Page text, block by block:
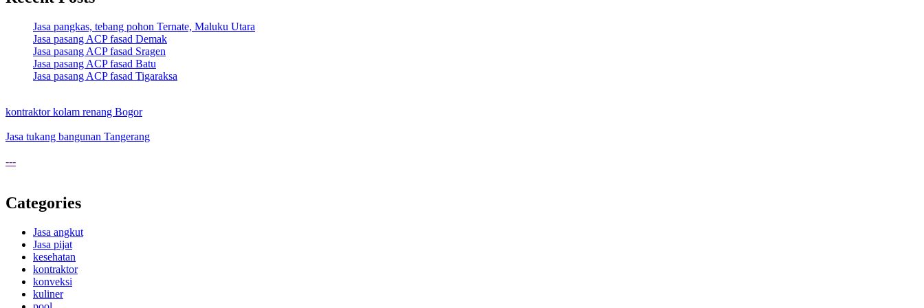
Jasa pangkas, tebang pohon Ternate, Maluku Utara
Jasa pasang ACP fasad Demak
Jasa pasang ACP fasad Sragen
Jasa pasang ACP fasad Batu
Jasa pasang ACP fasad Tigaraksa
kontraktor kolam renang Bogor
Jasa tukang bangunan Tangerang
---
Categories
Jasa angkut
Jasa pijat
kesehatan
kontraktor
konveksi
kuliner